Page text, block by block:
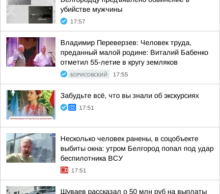
убийстве мужчины
17:57
Владимир Переверзев: Человек труда,
преданный малой родине: Виталий Бабенко
отметил 55-летие в кругу земляков
БОРИСОВСКИЙ 17:55
Забудьте всё, что вы знали об экскурсиях
17:51
Несколько человек ранены, в соцобъекте
выбиты окна: утром Белгород попал под удар
беспилотника ВСУ
17:51
Шуваев рассказал о 50 млн руб на выплаты